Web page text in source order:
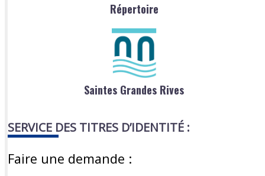
Répertoire
Saintes Grandes Rives
SERVICE DES TITRES D’IDENTITÉ :
Faire une demande :